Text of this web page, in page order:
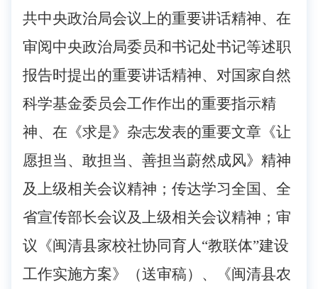
共中央政治局会议上的重要讲话精神、在
审阅中央政治局委员和书记处书记等述职
报告时提出的重要讲话精神、对国家自然
科学基金委员会工作作出的重要指示精
神、在《求是》杂志发表的重要文章《让
愿担当、敢担当、善担当蔚然成风》精神
及上级相关会议精神；传达学习全国、全
省宣传部长会议及上级相关会议精神；审
议《闽清县家校社协同育人“教联体”建设
工作实施方案》（送审稿）、《闽清县农